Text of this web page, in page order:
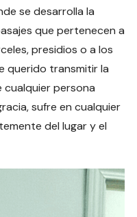
se desarrolla la
que pertenecen a
presidios o a los
querido transmitir la
cualquier persona
sufre en cualquier
del lugar y el